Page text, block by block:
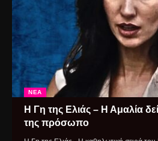
ΝΈΑ
Η Γη της Ελιάς – Η Αμαλία
της πρόσωπο